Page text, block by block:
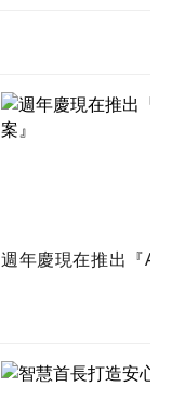
週年慶現在推出『